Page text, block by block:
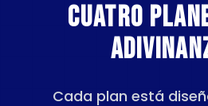
Cuatro
Cada plan está